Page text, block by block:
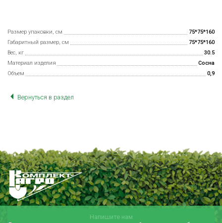
Размер упаковки, см
75*75*160
Габаритный размер, см
75*75*160
Вес, кг
30.5
Материал изделия
Сосна
Объем
0,9
Вернуться в раздел
Напишите нам